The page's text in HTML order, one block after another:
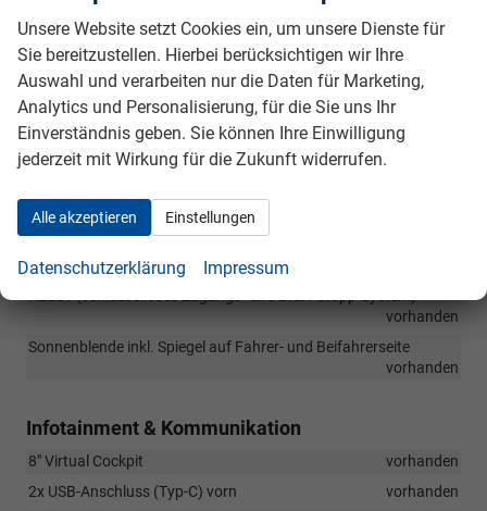
Netzprogramm und Verzurösen im Gepäckraum
vorhanden
Innenspiegel mit Abblendautomatik
vorhanden
Fußmatten vorne und hinten
vorhanden
2-Speichen Multifunktionslederlenkrad beheizbar (bei DSG mit
Schaltwippen)
vorhanden
Handbremshebelgriff in Leder
2-Zonen-Klimaautomatik CLIMATRONIC
Fahrprofilauswahl
Dachhimmel hellgrau
vorhanden
Sonnenblende inkl. Spiegel auf Fahrer- und Beifahrerseite
vorhanden
Infotainment & Kommunikation
8" Virtual Cockpit
vorhanden
2x USB-Anschluss (Typ-C) vorn
vorhanden
Unsere Website setzt Cookies ein, um unsere Dienste für
Sie bereitzustellen. Hierbei berücksichtigen wir Ihre
Auswahl und verarbeiten nur die Daten für Marketing,
Analytics und Personalisierung, für die Sie uns Ihr
Einverständnis geben. Sie können Ihre Einwilligung
jederzeit mit Wirkung für die Zukunft widerrufen.
Alle akzeptieren Einstellungen
Datenschutzerklärung Impressum